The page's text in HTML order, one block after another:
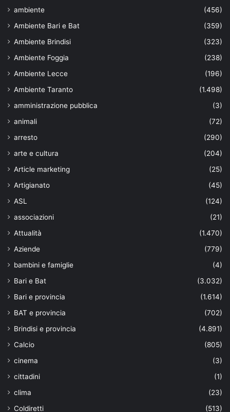
ambiente
(456)
Ambiente Bari e Bat
(359)
Ambiente Brindisi
(323)
Ambiente Foggia
(238)
Ambiente Lecce
(196)
Ambiente Taranto
(1.498)
amministrazione pubblica
(3)
animali
(72)
arresto
(290)
arte e cultura
(204)
Article marketing
(25)
Artigianato
(45)
ASL
(124)
associazioni
(21)
Attualità
(1.470)
Aziende
(779)
bambini e famiglie
(4)
Bari e Bat
(3.032)
Bari e provincia
(1.614)
BAT e provincia
(702)
Brindisi e provincia
(4.891)
Calcio
(805)
cinema
(3)
cittadini
(1)
clima
(23)
Coldiretti
(513)